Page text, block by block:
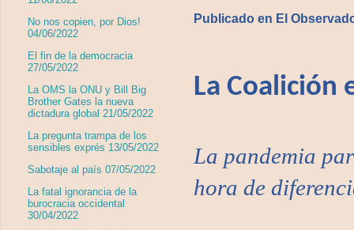
Publicado en El
La Coalición
La pandemia
hora de
No nos copien, por Dios!
04/06/2022
El fin de la democracia
27/05/2022
La OMS la ONU y Bill Big
Brother Gates la nueva
dictadura global 21/05/2022
La pregunta trampa de los
sensibles exprés 13/05/2022
Sabotaje al país 07/05/2022
La fatal ignorancia de la
burocracia occidental
30/04/2022